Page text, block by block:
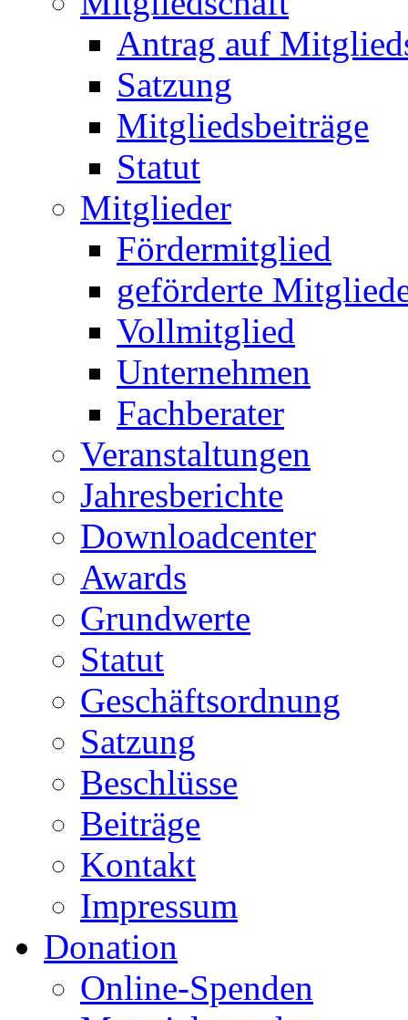
Antrag auf
Satzung
Mitgliedsbeiträge
Statut
Mitglieder
Fördermitglied
geförderte
Vollmitglied
Unternehmen
Fachberater
Veranstaltungen
Jahresberichte
Downloadcenter
Awards
Grundwerte
Statut
Geschäftsordnung
Satzung
Beschlüsse
Beiträge
Kontakt
Impressum
Donation
Online-Spenden